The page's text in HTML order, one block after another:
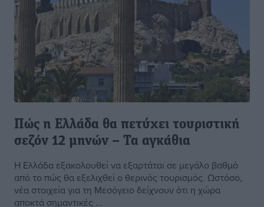
Πώς η Ελλάδα θα πετύχει τουριστική
σεζόν 12 μηνών – Τα αγκάθια
Η Ελλάδα εξακολουθεί να εξαρτάται σε μεγάλο βαθμό
από το πώς θα εξελιχθεί ο θερινός τουρισμός. Ωστόσο,
νέα στοιχεία για τη Μεσόγειο δείχνουν ότι η χώρα
αποκτά σημαντικές ...